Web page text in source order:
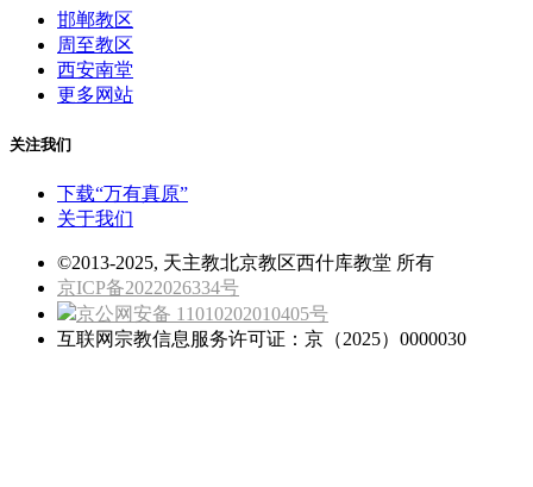
邯郸教区
周至教区
西安南堂
更多网站
关注我们
下载“万有真原”
关于我们
©2013-2025, 天主教北京教区西什库教堂 所有
京ICP备2022026334号
京公网安备 11010202010405号
互联网宗教信息服务许可证：京（2025）0000030